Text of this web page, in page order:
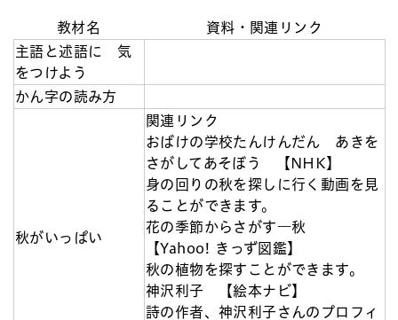
教材名
資料・関連リンク
主語と述語に 気
をつけよう
かん字の読み方
秋がいっぱい
関連リンク
おばけの学校たんけんだん あきを
さがしてあそぼう 【NHK】
身の回りの秋を探しに行く動画を見
ることができます。
花の季節からさがす―秋
【Yahoo! きっず図鑑】
秋の植物を探すことができます。
神沢利子 【絵本ナビ】
詩の作者、神沢利子さんのプロフィ